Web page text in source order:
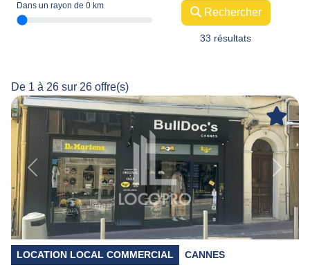
Dans un rayon de 0 km
Rechercher
33 résultats
De 1 à 26 sur 26 offre(s)
Previous Next
LOCATION LOCAL COMMERCIAL
CANNES